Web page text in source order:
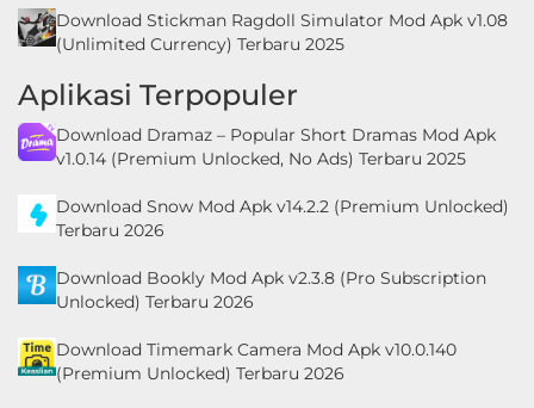
Download Stickman Ragdoll Simulator Mod Apk v1.08
(Unlimited Currency) Terbaru 2025
Aplikasi Terpopuler
Download Dramaz – Popular Short Dramas Mod Apk
v1.0.14 (Premium Unlocked, No Ads) Terbaru 2025
Download Snow Mod Apk v14.2.2 (Premium Unlocked)
Terbaru 2026
Download Bookly Mod Apk v2.3.8 (Pro Subscription
Unlocked) Terbaru 2026
Download Timemark Camera Mod Apk v10.0.140
(Premium Unlocked) Terbaru 2026